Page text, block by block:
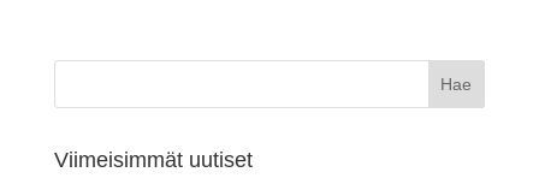
Viimeisimmät uutiset